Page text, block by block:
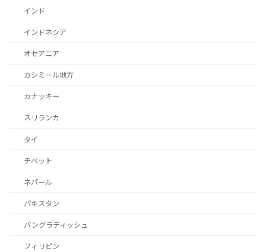
インド
インドネシア
オセアニア
カシミール地方
カナッキー
スリランカ
タイ
チベット
ネパール
パキスタン
バングラディッシュ
フィリピン